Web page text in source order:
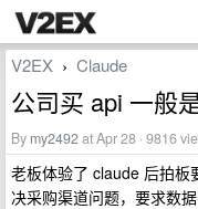
V2EX › Claude
公司买 api 一般
By my2492at Apr 28 · 9816
老板体验了 claude 后拍板
决采购渠道问题，要求数